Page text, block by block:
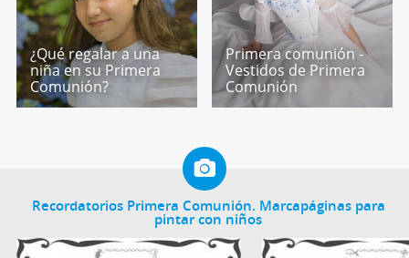
¿Qué regalar a una
niña en su Primera
Comunión?
Primera comunión -
Vestidos de Primera
Comunión
Recordatorios Primera Comunión. Marcapáginas para
pintar con niños